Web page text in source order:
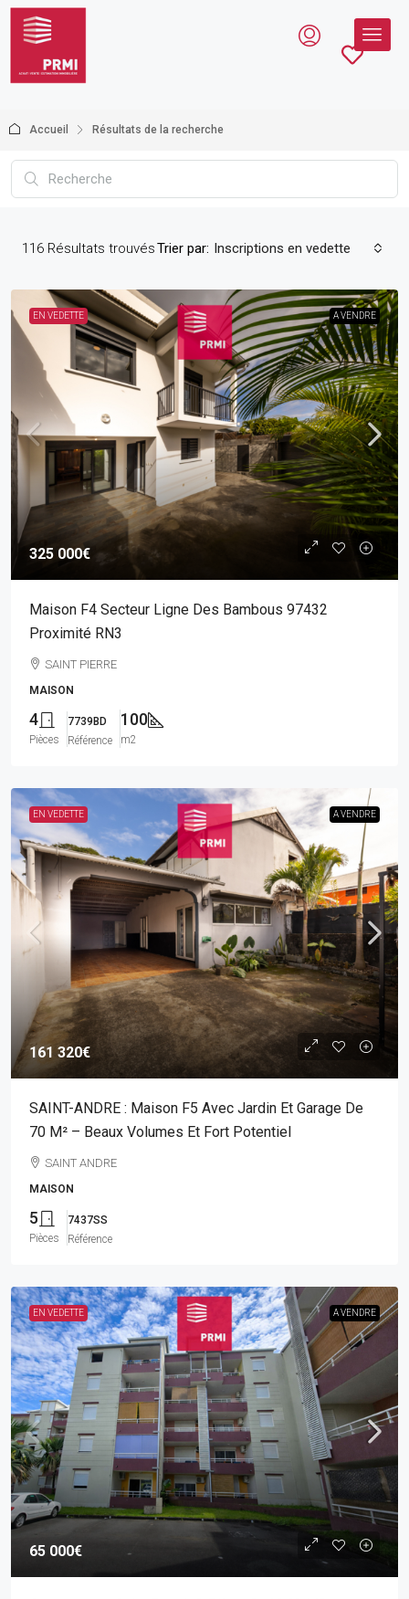
Accueil Résultats de la recherche
116 Résultats trouvésTrier par: Inscriptions en vedette
EN VEDETTE A VENDRE
325 000€
Maison F4 Secteur Ligne Des Bambous 97432
Proximité RN3
SAINT PIERRE
MAISON
4
Pièces
7739BD
Référence
100
m2
EN VEDETTE A VENDRE
161 320€
SAINT-ANDRE : Maison F5 Avec Jardin Et Garage De
70 M² – Beaux Volumes Et Fort Potentiel
SAINT ANDRE
MAISON
5
Pièces
7437SS
Référence
EN VEDETTE A VENDRE
65 000€